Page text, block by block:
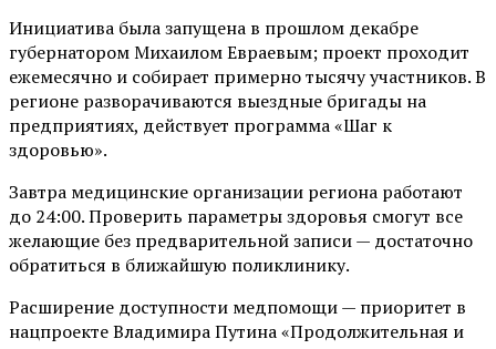
Инициатива была запущена в прошлом декабре
губернатором Михаилом Евраевым; проект проходит
ежемесячно и собирает примерно тысячу участников. В
регионе разворачиваются выездные бригады на
предприятиях, действует программа «Шаг к
здоровью».
Завтра медицинские организации региона работают
до 24:00. Проверить параметры здоровья смогут все
желающие без предварительной записи — достаточно
обратиться в ближайшую поликлинику.
Расширение доступности медпомощи — приоритет в
нацпроекте Владимира Путина «Продолжительная и